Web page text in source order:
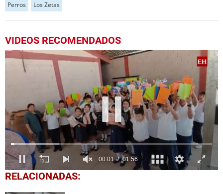
Perros Los Zetas
VIDEOS RECOMENDADOS
0
seconds
RELACIONADAS: